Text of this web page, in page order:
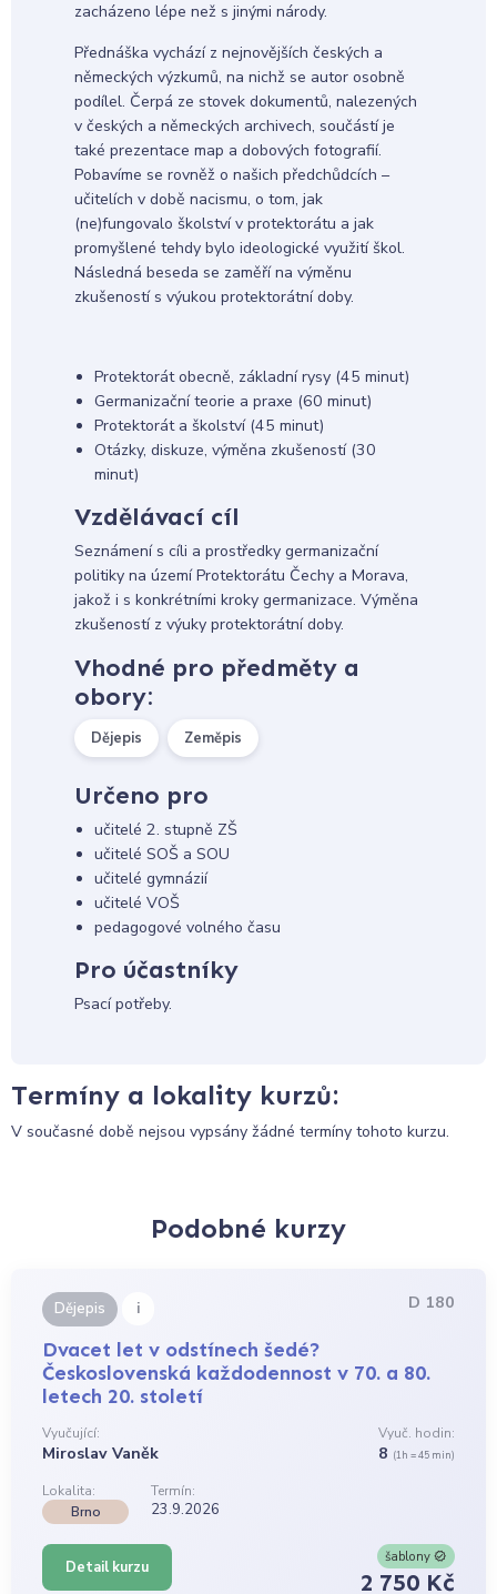
zacházeno lépe než s jinými národy.
Přednáška vychází z nejnovějších českých a
německých výzkumů, na nichž se autor osobně
podílel. Čerpá ze stovek dokumentů, nalezených
v českých a německých archivech, součástí je
také prezentace map a dobových fotografií.
Pobavíme se rovněž o našich předchůdcích –
učitelích v době nacismu, o tom, jak
(ne)fungovalo školství v protektorátu a jak
promyšlené tehdy bylo ideologické využití škol.
Následná beseda se zaměří na výměnu
zkušeností s výukou protektorátní doby.
Protektorát obecně, základní rysy (45 minut)
Germanizační teorie a praxe (60 minut)
Protektorát a školství (45 minut)
Otázky, diskuze, výměna zkušeností (30
minut)
Vzdělávací cíl
Seznámení s cíli a prostředky germanizační
politiky na území Protektorátu Čechy a Morava,
jakož i s konkrétními kroky germanizace. Výměna
zkušeností z výuky protektorátní doby.
Vhodné pro předměty a
obory:
Dějepis Zeměpis
Určeno pro
učitelé 2. stupně ZŠ
učitelé SOŠ a SOU
učitelé gymnázií
učitelé VOŠ
pedagogové volného času
Pro účastníky
Psací potřeby.
Termíny a lokality kurzů:
V současné době nejsou vypsány žádné termíny tohoto kurzu.
Podobné kurzy
Dějepis i D 180
Dvacet let v odstínech šedé?
Československá každodennost v 70. a 80.
letech 20. století
Vyučující:
Miroslav Vaněk
Vyuč. hodin:
8 (1h = 45 min)
Lokalita:
Termín:
Brno
23.9.2026
Detail kurzu
šablony
2 750 Kč